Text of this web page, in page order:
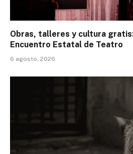
Obras, talleres y cultura
Encuentro Estatal de Teatro
6 agosto, 2026